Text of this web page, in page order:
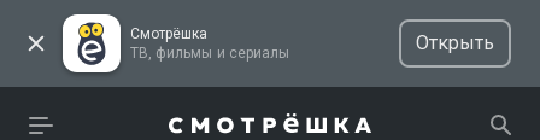
Смотрёшка
ТВ, фильмы и сериалы
Открыть